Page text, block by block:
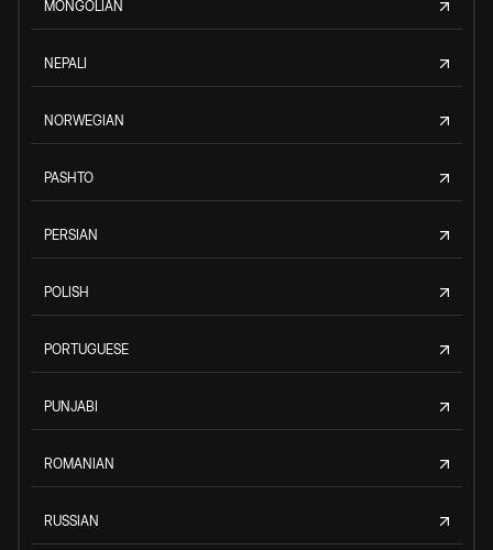
MONGOLIAN
NEPALI
NORWEGIAN
PASHTO
PERSIAN
POLISH
PORTUGUESE
PUNJABI
ROMANIAN
RUSSIAN